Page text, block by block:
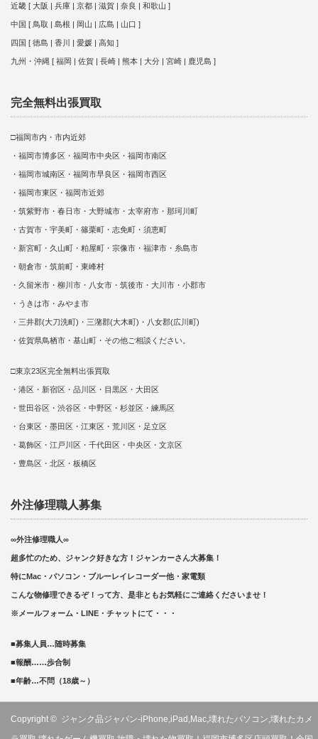
近畿 [ 大阪 | 兵庫 | 京都 | 滋賀 | 奈良 | 和歌山 ]
中国 [ 鳥取 | 島根 | 岡山 | 広島 | 山口 ]
四国 [ 徳島 | 香川 | 愛媛 | 高知 ]
九州・沖縄 [ 福岡 | 佐賀 | 長崎 | 熊本 | 大分 | 宮崎 | 鹿児島 ]
完全無料出張買取
□福岡市内・市内近郊
・福岡市博多区・福岡市中央区・福岡市南区
・福岡市城南区・福岡市早良区・福岡市西区
・福岡市東区・福岡市近郊
・筑紫野市・春日市・大野城市・太宰府市・那珂川町
・古賀市・宇美町・篠栗町・志免町・須恵町
・新宮町・久山町・粕屋町・宗像市・福津市・糸島市
・朝倉市・筑前町・東峰村
・久留米市・柳川市・八女市・筑後市・大川市・小郡市
・うきは市・みやま市
・三井郡(大刀洗町)・三潴郡(大木町)・八女郡(広川町)
・佐賀県鳥栖市・基山町・その他ご相談ください。
□東京23区完全無料出張買取
・港区・新宿区・品川区・目黒区・大田区
・世田谷区・渋谷区・中野区・杉並区・練馬区
・台東区・墨田区・江東区・荒川区・足立区
・葛飾区・江戸川区・千代田区・中央区・文京区
・豊島区・北区・板橋区
外注修理職人募集
∞外注修理職人∞
超多忙のため、ジャンク好きな方！ジャンカーさん大募集！
特にMac・パソコン・ブルーレイレコーダー他・家電類
こんな物修理できるぞ！って方、是非ともお気軽にご連絡くださいませ！
※メールフォーム・LINE・チャットにて・・・
■募集人員…随時募集
■報酬……歩合制
■年齢…不問（18歳～）
Copyright © ジャンク品ジャパン-iPhone,iPad,Mac,壊れたパソコン,壊れたカメ